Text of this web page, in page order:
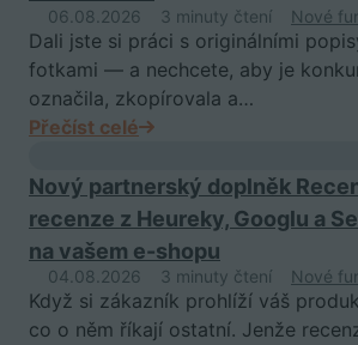
06.08.2026 3 minuty čtení Nové
Dali jste si práci s originálními
fotkami — a nechcete, aby je
označila, zkopírovala a…
Přečíst celé
Nový partnerský doplněk
recenze z Heureky, Googlu a
na vašem e-shopu
04.08.2026 3 minuty čtení Nové
Když si zákazník prohlíží váš
co o něm říkají ostatní. Jenže